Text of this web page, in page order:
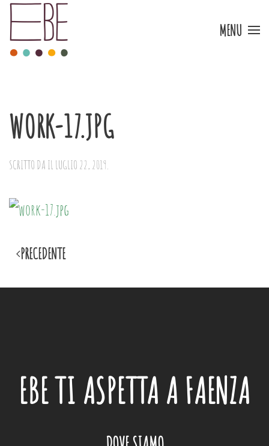
Skip to main content MENU
WORK-17.JPG
SCRITTO DA IL LUGLIO 22, 2019.
PRECEDENTE
EBETI ASPETTA A FAENZA